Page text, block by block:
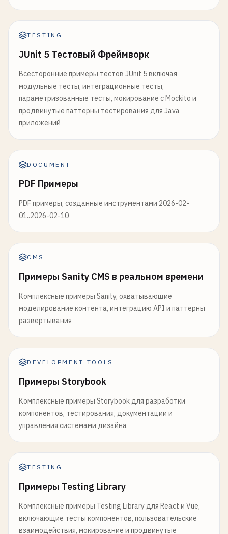
TESTING
JUnit 5 Тестовый Фреймворк
Всесторонние примеры тестов JUnit 5 включая
модульные тесты, интеграционные тесты,
параметризованные тесты, мокирование с Mockito и
продвинутые паттерны тестирования для Java
приложений
DOCUMENT
PDF Примеры
PDF примеры, созданные инструментами 2026-02-
01..2026-02-10
CMS
Примеры Sanity CMS в реальном времени
Комплексные примеры Sanity, охватывающие
моделирование контента, интеграцию API и паттерны
развертывания
DEVELOPMENT TOOLS
Примеры Storybook
Комплексные примеры Storybook для разработки
компонентов, тестирования, документации и
управления системами дизайна
TESTING
Примеры Testing Library
Комплексные примеры Testing Library для React и Vue,
включающие тесты компонентов, пользовательские
взаимодействия, мокирование и продвинутые